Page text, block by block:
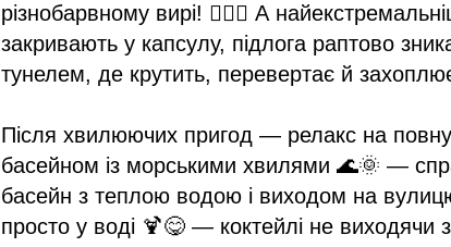
різнобарвному вирі! 😵‍💫💫 А
закривають у капсулу, підлога раптово
тунелем, де крутить, перевертає й
Після хвилюючих пригод — релакс на
басейном із морськими хвилями 🌊🌞 —
басейн з теплою водою і виходом на
просто у воді 🍹😋 — коктейлі не